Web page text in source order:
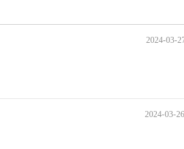
2024-03-
2024-03-26